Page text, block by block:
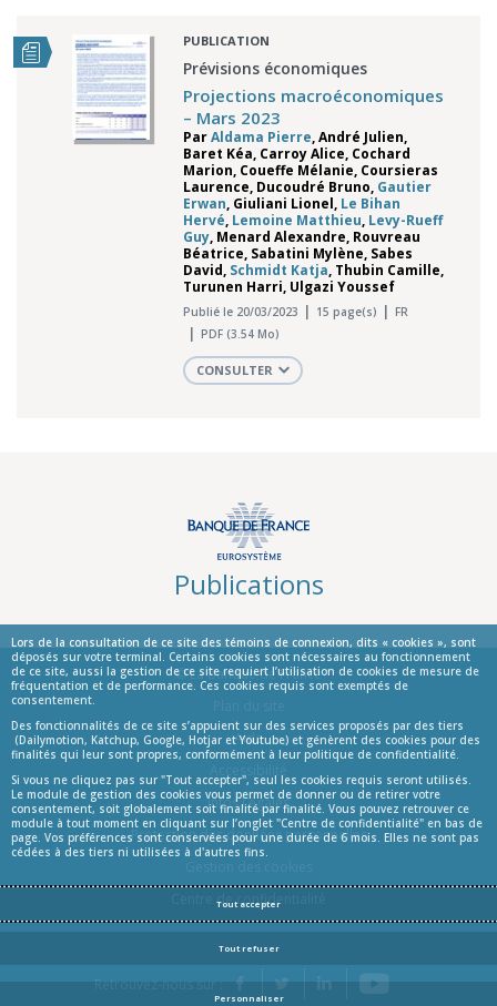
Lors de la consultation de ce site des témoins de connexion, dits « cookies », sont
déposés sur votre terminal. Certains cookies sont nécessaires au fonctionnement
de ce site, aussi la gestion de ce site requiert l’utilisation de cookies de mesure de
fréquentation et de performance. Ces cookies requis sont exemptés de
consentement.
Des fonctionnalités de ce site s’appuient sur des services proposés par des tiers
(Dailymotion, Katchup, Google, Hotjar et Youtube) et génèrent des cookies pour des
finalités qui leur sont propres, conformément à leur politique de confidentialité.
Si vous ne cliquez pas sur "Tout accepter", seul les cookies requis seront utilisés.
Le module de gestion des cookies vous permet de donner ou de retirer votre
consentement, soit globalement soit finalité par finalité. Vous pouvez retrouver ce
module à tout moment en cliquant sur l’onglet "Centre de confidentialité" en bas de
page. Vos préférences sont conservées pour une durée de 6 mois. Elles ne sont pas
cédées à des tiers ni utilisées à d'autres fins.
Tout accepter
Tout refuser
Personnaliser
PUBLICATION
Prévisions économiques
Projections macroéconomiques
– Mars 2023
ParAldama Pierre,André Julien,
Baret Kéa, Carroy Alice, Cochard
Marion, Coueffe Mélanie, Coursieras
Laurence, Ducoudré Bruno, Gautier
Erwan, Giuliani Lionel, Le Bihan
Hervé, Lemoine Matthieu, Levy-Rueff
Guy, Menard Alexandre, Rouvreau
Béatrice, Sabatini Mylène, Sabes
David, Schmidt Katja, Thubin Camille,
Turunen Harri, Ulgazi Youssef
Publié le 20/03/2023 15 page(s)
FR
PDF (3.54 Mo)
CONSULTER
Publications
© La Banque de France
Informations
Aide
Infos Légales
Protection des données personnelles
Centre de confidentialité
Retrouvez-nous sur : FacebookTwitter LinkedIn